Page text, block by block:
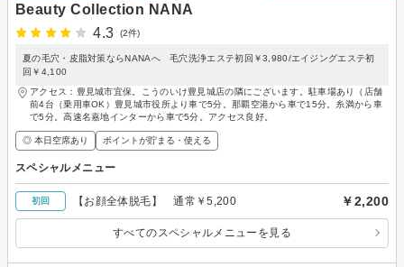
Beauty Collection NANA
4.3
(2件)
夏の毛穴・皮脂対策ならNANAへ 毛穴洗浄エステ初回￥3,980/エイジングエステ初
回￥4,100
アクセス：豊見城市宜保。こうのいけ豊見城店の隣にございます。駐車場あり（店舗
前4台（乗用車OK）豊見城市役所より車で5分。那覇空港から車で15分。糸満から車
で5分。高速名嘉地インターから車で5分。アクセス良好。
◎ 本日空席あり ポイントが貯まる・使える
スペシャルメニュー
初回 【お顔全体脱毛】 通常￥5,200 ￥2,200
すべてのスペシャルメニューを見る